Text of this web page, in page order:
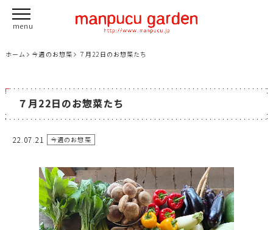
ホーム 今週のお惣菜 ７月22日のお惣菜たち
７月22日のお惣菜たち
22.07.21 今週のお惣菜